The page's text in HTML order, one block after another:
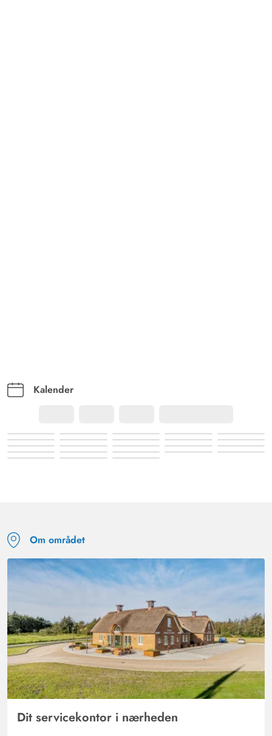
Kalender
Om området
Dit servicekontor i nærheden